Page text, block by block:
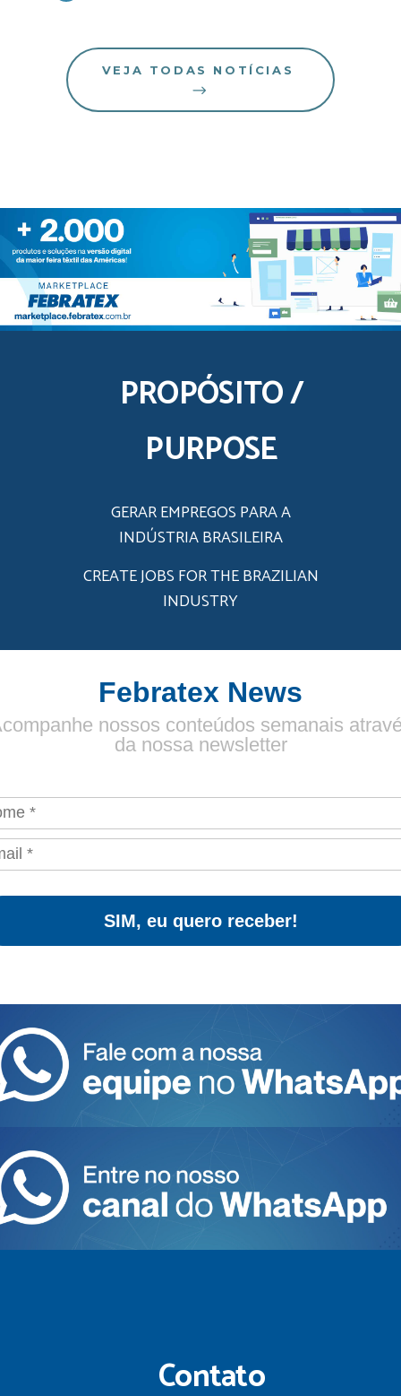
VEJA TODAS NOTÍCIAS
PROPÓSITO /
PURPOSE
GERAR EMPREGOS PARA A
INDÚSTRIA BRASILEIRA
CREATE JOBS FOR THE BRAZILIAN
INDUSTRY
Febratex News
nossos conteúdos semanais
da nossa newsletter
SIM, eu quero receber!
Contato